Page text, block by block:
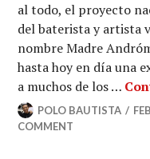
al todo, el proyecto
del baterista y artista
nombre Madre
hasta hoy en día una
a muchos de los …
POLO BAUTISTA
COMMENT